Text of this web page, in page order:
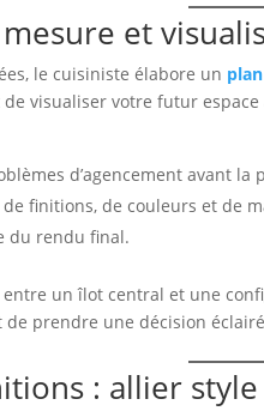
et
le cuisiniste élabore un
visualiser votre futur
d’agencement avant la
finitions, de couleurs et de
du rendu final.
entre un îlot central et une
prendre une décision
: allier